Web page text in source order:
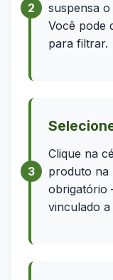
suspensa
Você pode
para filtrar.
Clique na
produto na
obrigatório
vinculado